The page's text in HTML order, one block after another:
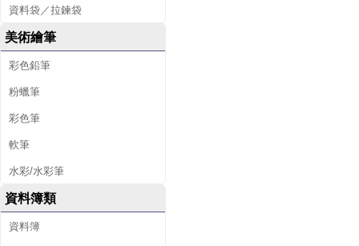
資料袋／拉鍊袋
美術繪筆
彩色鉛筆
粉蠟筆
彩色筆
軟筆
水彩/水彩筆
資料簿類
資料簿